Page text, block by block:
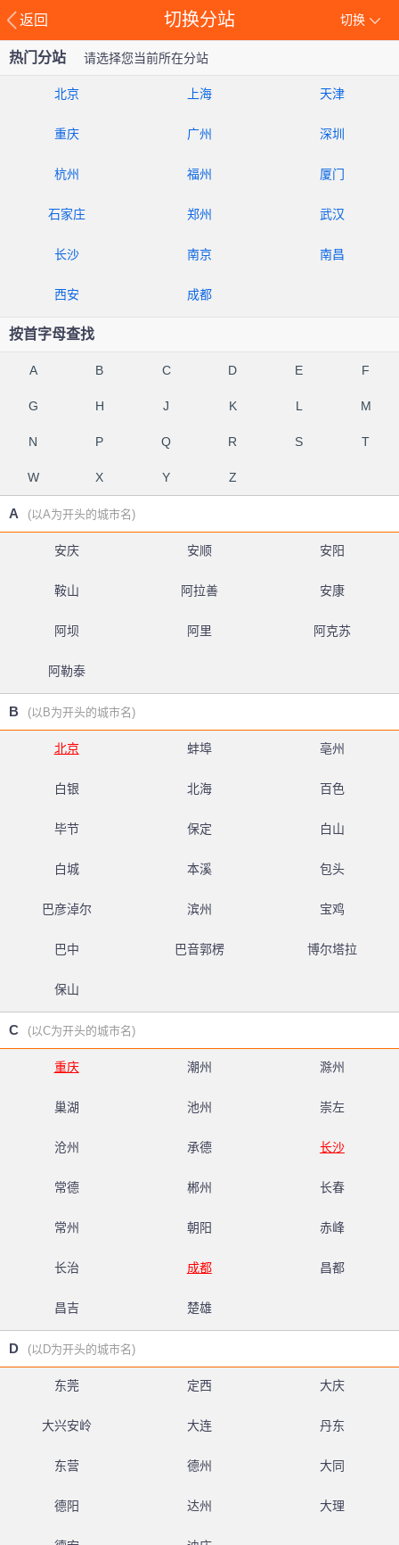
返回 切换
切换分站
热门分站 请选择您当前所在分站
北京 上海 天津
重庆 广州 深圳
杭州 福州 厦门
石家庄 郑州 武汉
长沙 南京 南昌
西安 成都
按首字母查找
A B C D E F
G H J K L M
N P Q R S T
W X Y Z
A (以A为开头的城市名)
安庆 安顺 安阳
鞍山 阿拉善 安康
阿坝 阿里 阿克苏
阿勒泰
B (以B为开头的城市名)
北京 蚌埠 亳州
白银 北海 百色
毕节 保定 白山
白城 本溪 包头
巴彦淖尔 滨州 宝鸡
巴中 巴音郭楞 博尔塔拉
保山
C (以C为开头的城市名)
重庆 潮州 滁州
巢湖 池州 崇左
沧州 承德 长沙
常德 郴州 长春
常州 朝阳 赤峰
长治 成都 昌都
昌吉 楚雄
D (以D为开头的城市名)
东莞 定西 大庆
大兴安岭 大连 丹东
东营 德州 大同
德阳 达州 大理